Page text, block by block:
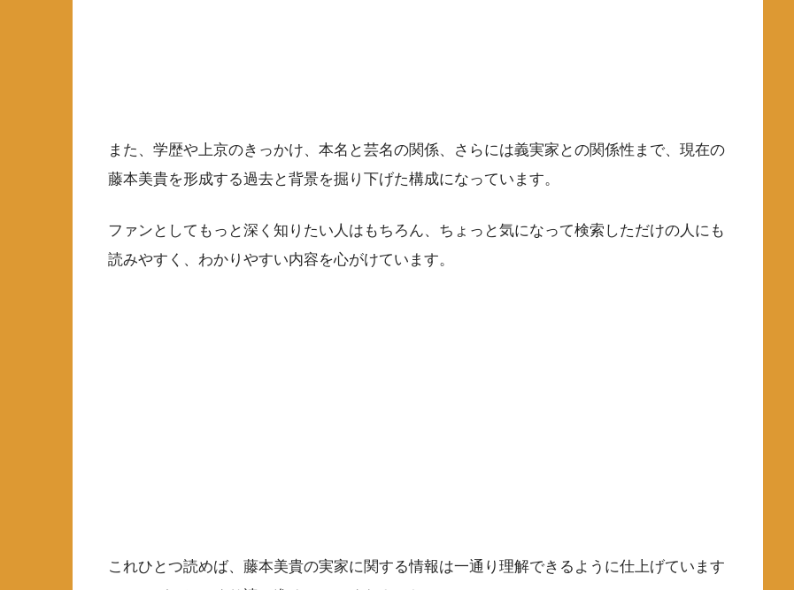
また、学歴や上京のきっかけ、本名と芸名の関係、さらには義実家との関係性まで、現在の
藤本美貴を形成する過去と背景を掘り下げた構成になっています。
ファンとしてもっと深く知りたい人はもちろん、ちょっと気になって検索しただけの人にも
読みやすく、わかりやすい内容を心がけています。
これひとつ読めば、藤本美貴の実家に関する情報は一通り理解できるように仕上げています